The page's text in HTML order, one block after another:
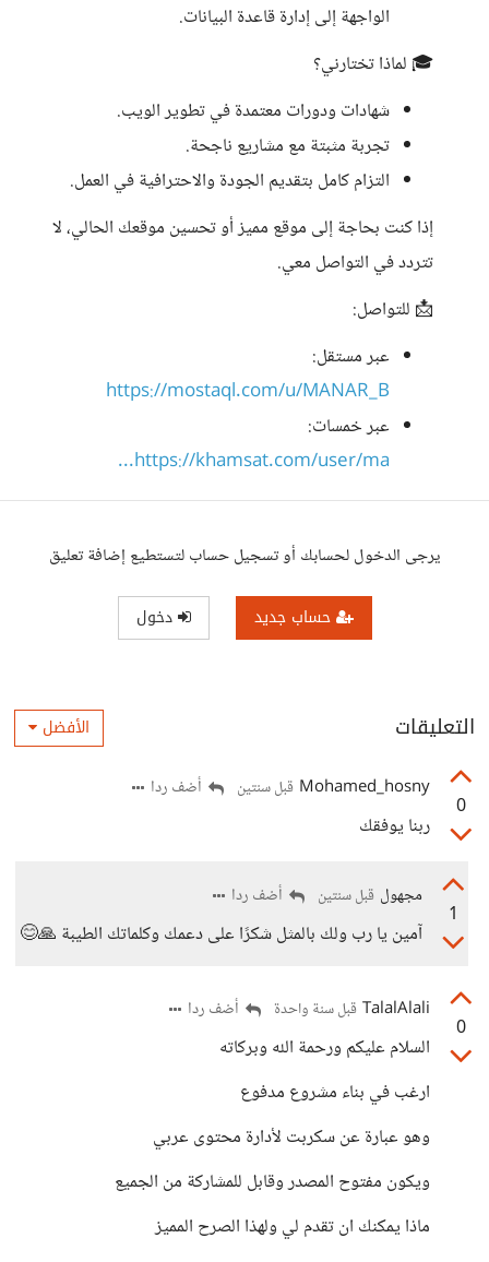
الواجهة إلى إدارة قاعدة البيانات.
🎓 لماذا تختارني؟
شهادات ودورات معتمدة في تطوير الويب.
تجربة مثبتة مع مشاريع ناجحة.
التزام كامل بتقديم الجودة والاحترافية في العمل.
إذا كنت بحاجة إلى موقع مميز أو تحسين موقعك الحالي، لا
تتردد في التواصل معي.
📩 للتواصل:
عبر مستقل:
https://mostaql.com/u/MANAR_B
عبر خمسات:
https://khamsat.com/user/ma...
يرجى الدخول لحسابك أو تسجيل حساب لتستطيع إضافة تعليق
حساب جديد دخول
التعليقات الأفضل
0
Mohamed_hosny قبل سنتين أضف ردا
ربنا يوفقك
1
مجهول قبل سنتين أضف ردا
آمين يا رب ولك بالمثل شكرًا على دعمك وكلماتك الطيبة 🙏😊
0
TalalAlali قبل سنة واحدة أضف ردا
السلام عليكم ورحمة الله وبركاته
ارغب في بناء مشروع مدفوع
وهو عبارة عن سكربت لأدارة محتوى عربي
ويكون مفتوح المصدر وقابل للمشاركة من الجميع
ماذا يمكنك ان تقدم لي ولهذا الصرح المميز